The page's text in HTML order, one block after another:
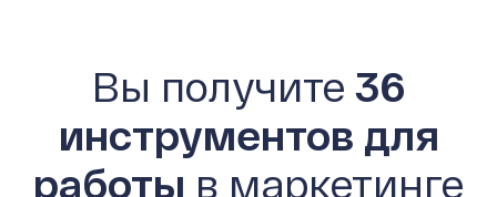
Вы получите 36
инструментов для
работы в маркетинге